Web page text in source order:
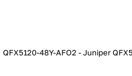
QFX5120-48Y-AFO2 - Juniper